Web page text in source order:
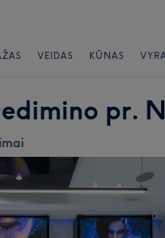
VEIDAS KŪNAS
pr.